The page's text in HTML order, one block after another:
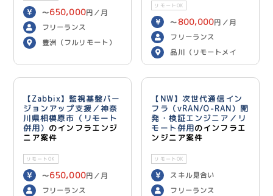
〜650,000円／月
フリーランス
豊洲（フルリモート）
リモートOK
〜 800,000円／月
フリーランス
品川（リモートメイ
ン）
【Zabbix】監視基盤バー
ジョンアップ支援／神奈
川県相模原市（リモート
併用） のインフラエンジ
ニア案件
リモートOK
〜650,000円／月
フリーランス
【NW】次世代通信イン
フラ（vRAN/O-RAN）開
発・検証エンジニア／リ
モート併用のインフラエ
ンジニア案件
リモートOK
スキル見合い
フリーランス